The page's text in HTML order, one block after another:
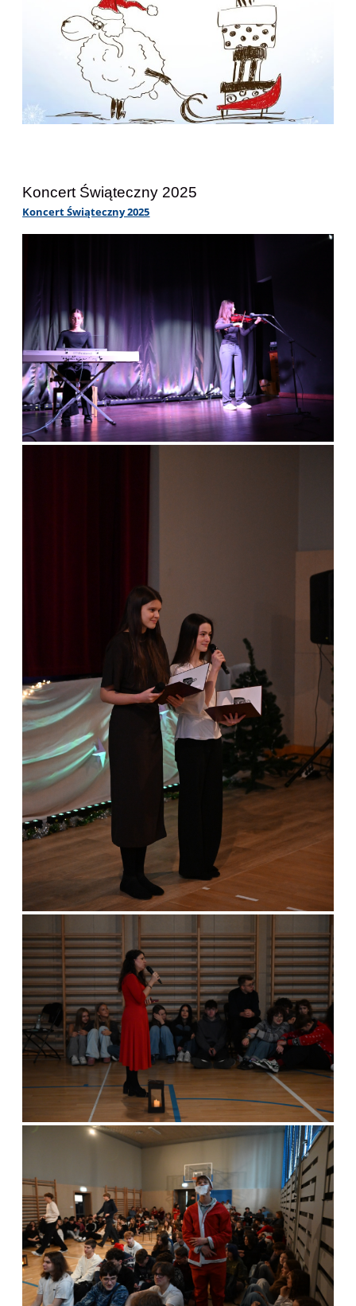
Koncert Świąteczny 2025
Koncert Świąteczny 2025